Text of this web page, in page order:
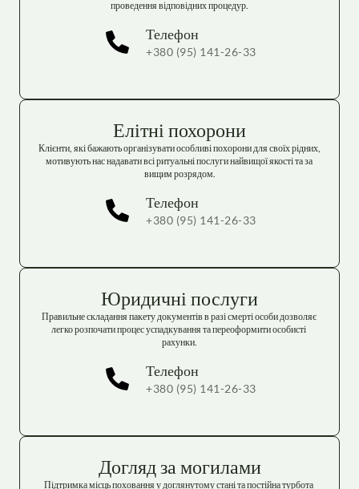
проведення відповідних процедур.
Телефон
+380 (95) 141-26-33
Елітні похорони
Клієнти, які бажають організувати особливі похорони для своїх рідних,
мотивують нас надавати всі ритуальні послуги найвищої якості та за
вищим розрядом.
Телефон
+380 (95) 141-26-33
Юридичні послуги
Правильне складання пакету документів в разі смерті особи дозволяє
легко розпочати процес успадкування та переоформити особисті
рахунки.
Телефон
+380 (95) 141-26-33
Догляд за могилами
Підтримка місць поховання у доглянутому стані та постійна турбота